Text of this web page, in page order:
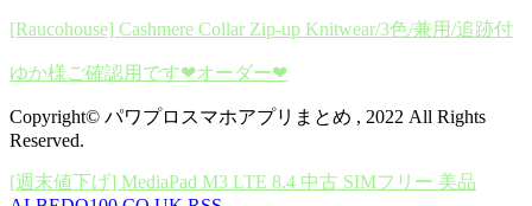
[Raucohouse] Cashmere Collar Zip-up Knitwear/3色/兼用/追跡付
ゆか様ご確認用です❤オーダー❤
Copyright© パワプロスマホアプリまとめ , 2022 All Rights
Reserved.
[週末値下げ] MediaPad M3 LTE 8.4 中古 SIMフリー 美品